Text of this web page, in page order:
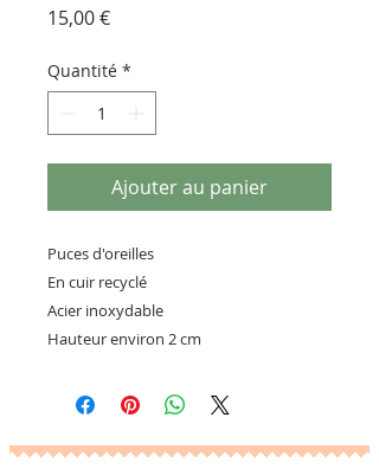
15,00 €Prix
Quantité *
Ajouter au panier
Puces d'oreilles
En cuir recyclé
Acier inoxydable
Hauteur environ 2 cm